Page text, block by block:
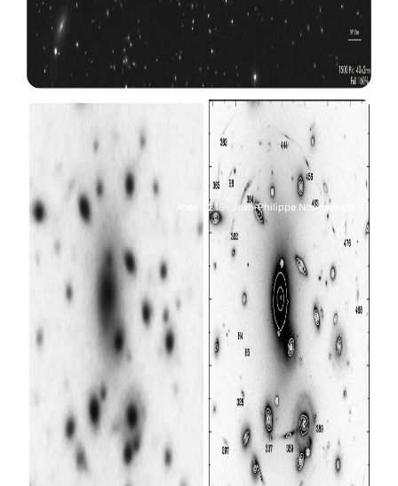
Abell 2218- Jean-Philippe Nougayrede